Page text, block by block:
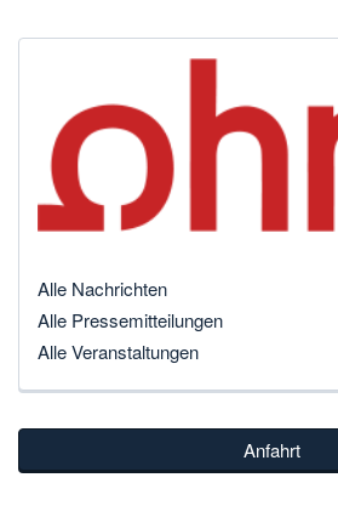
Alle Nachrichten
Alle Pressemitteilungen
Alle Veranstaltungen
Anfahrt